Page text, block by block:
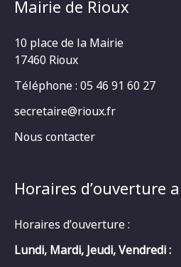
Mairie de Rioux
10 place de la Mairie
17460 Rioux
Téléphone : 05 46 91 60 27
secretaire@rioux.fr
Nous contacter
Horaires d’ouverture
Horaires d’ouverture :
Lundi, Mardi, Jeudi, Vendredi :